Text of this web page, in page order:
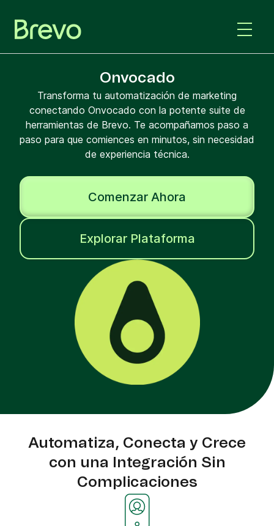
Onvocado
Transforma tu automatización de marketing
conectando Onvocado con la potente suite de
herramientas de Brevo. Te acompañamos paso a
paso para que comiences en minutos, sin necesidad
de experiencia técnica.
Comenzar Ahora
Explorar Plataforma
Automatiza, Conecta y Crece
con una Integración Sin
Complicaciones